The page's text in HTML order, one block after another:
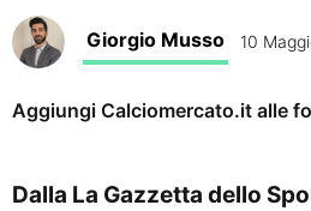
Giorgio Musso 10
Aggiungi Calciomercato.it alle
Dalla La Gazzetta dello